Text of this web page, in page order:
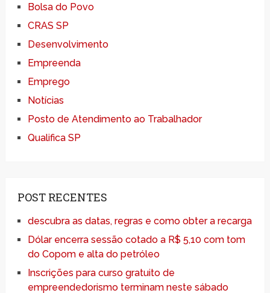
Bolsa do Povo
CRAS SP
Desenvolvimento
Empreenda
Emprego
Notícias
Posto de Atendimento ao Trabalhador
Qualifica SP
POST RECENTES
descubra as datas, regras e como obter a recarga
Dólar encerra sessão cotado a R$ 5,10 com tom
do Copom e alta do petróleo
Inscrições para curso gratuito de
empreendedorismo terminam neste sábado